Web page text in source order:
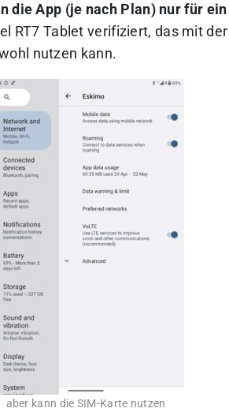
die App (je nach Plan) nur für ein
RT7 Tablet verifiziert, das mit der
nutzen kann.
aber kann die SIM-Karte nutzen